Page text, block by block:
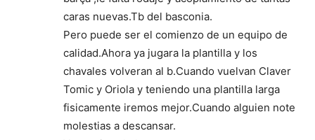
caras nuevas.Tb del basconia.
Pero puede ser el comienzo de un equipo de
calidad.Ahora ya jugara la plantilla y los
chavales volveran al b.Cuando vuelvan Claver
Tomic y Oriola y teniendo una plantilla larga
fisicamente iremos mejor.Cuando alguien note
molestias a descansar.